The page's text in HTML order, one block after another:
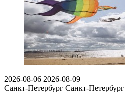
2026-08-06 2026-08-09
Санкт-Петербург Санкт-Петербург